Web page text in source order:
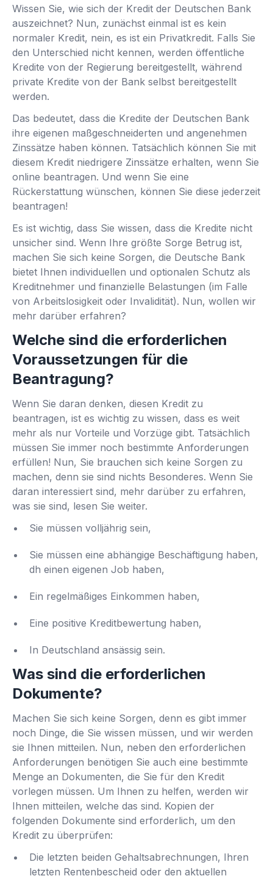
Wissen Sie, wie sich der Kredit der Deutschen Bank
auszeichnet? Nun, zunächst einmal ist es kein
normaler Kredit, nein, es ist ein Privatkredit. Falls Sie
den Unterschied nicht kennen, werden öffentliche
Kredite von der Regierung bereitgestellt, während
private Kredite von der Bank selbst bereitgestellt
werden.
Das bedeutet, dass die Kredite der Deutschen Bank
ihre eigenen maßgeschneiderten und angenehmen
Zinssätze haben können. Tatsächlich können Sie mit
diesem Kredit niedrigere Zinssätze erhalten, wenn Sie
online beantragen. Und wenn Sie eine
Rückerstattung wünschen, können Sie diese jederzeit
beantragen!
Es ist wichtig, dass Sie wissen, dass die Kredite nicht
unsicher sind. Wenn Ihre größte Sorge Betrug ist,
machen Sie sich keine Sorgen, die Deutsche Bank
bietet Ihnen individuellen und optionalen Schutz als
Kreditnehmer und finanzielle Belastungen (im Falle
von Arbeitslosigkeit oder Invalidität). Nun, wollen wir
mehr darüber erfahren?
Welche sind die erforderlichen
Voraussetzungen für die
Beantragung?
Wenn Sie daran denken, diesen Kredit zu
beantragen, ist es wichtig zu wissen, dass es weit
mehr als nur Vorteile und Vorzüge gibt. Tatsächlich
müssen Sie immer noch bestimmte Anforderungen
erfüllen! Nun, Sie brauchen sich keine Sorgen zu
machen, denn sie sind nichts Besonderes. Wenn Sie
daran interessiert sind, mehr darüber zu erfahren,
was sie sind, lesen Sie weiter.
Sie müssen volljährig sein,
Sie müssen eine abhängige Beschäftigung haben,
dh einen eigenen Job haben,
Ein regelmäßiges Einkommen haben,
Eine positive Kreditbewertung haben,
In Deutschland ansässig sein.
Was sind die erforderlichen
Dokumente?
Machen Sie sich keine Sorgen, denn es gibt immer
noch Dinge, die Sie wissen müssen, und wir werden
sie Ihnen mitteilen. Nun, neben den erforderlichen
Anforderungen benötigen Sie auch eine bestimmte
Menge an Dokumenten, die Sie für den Kredit
vorlegen müssen. Um Ihnen zu helfen, werden wir
Ihnen mitteilen, welche das sind. Kopien der
folgenden Dokumente sind erforderlich, um den
Kredit zu überprüfen:
Die letzten beiden Gehaltsabrechnungen, Ihren
letzten Rentenbescheid oder den aktuellen